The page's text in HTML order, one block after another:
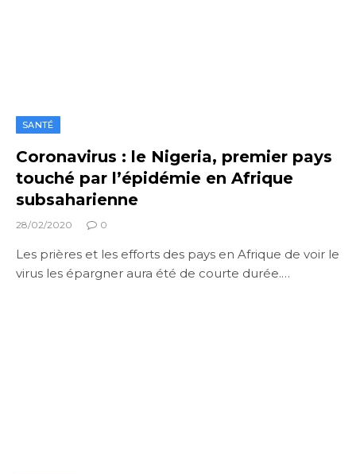
SANTÉ
Coronavirus : le Nigeria, premier pays
touché par l’épidémie en Afrique
subsaharienne
28/02/2020 0
Les prières et les efforts des pays en Afrique de voir le
virus les épargner aura été de courte durée.…